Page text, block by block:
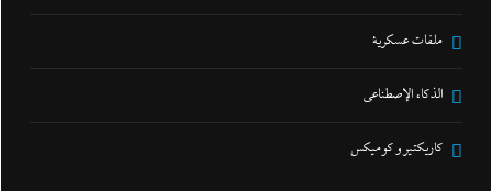
ملفات عسكرية
الذكاء الإصطناعي
كاريكتير و كوميكس